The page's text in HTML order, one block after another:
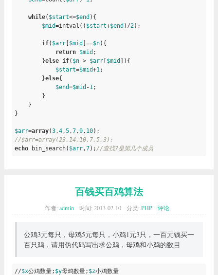
while( $start<=$end ){
$mid=intval(( $start+$end )/2);
if( $arr[ $mid ]==$n){
return $mid ;
        }
else if( $n > $arr[ $mid
]){
$start=$mid+1;
        }
else{
$end=$mid -1;
        }
    }
}
$arr=array(3,4,5,7,9, 10
//$arr=array(23,14,10,7,5,3);
echo bin_search( $arr,7); //查找7是第几个成员
百钱买百鸡算法
作者: admin 时间: 2013-02-10 分类: PHP 评论
公鸡3元每只，母鸡5元每只，小鸡1元3只，一百元钱买一
百只鸡，请用伪代码写出求公鸡，母鸡和小鸡的数目
//$x公鸡数量; $y母鸡数量; $z
小鸡数量